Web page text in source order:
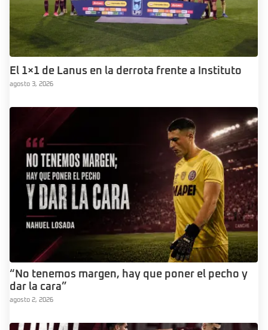
El 1×1 de Lanus en la derrota frente a Instituto
agosto 3, 2026
“No tenemos margen, hay que poner el pecho y
dar la cara”
agosto 2, 2026